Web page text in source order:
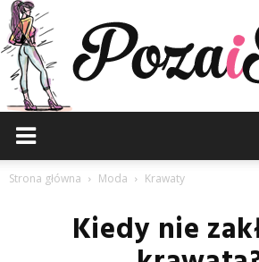
Strona główna Moda Krawaty
Kiedy nie